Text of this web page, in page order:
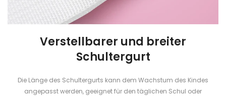
Verstellbarer und breiter
Schultergurt
Die Länge des Schultergurts kann dem Wachstum des Kindes
angepasst werden, geeignet für den täglichen Schul oder